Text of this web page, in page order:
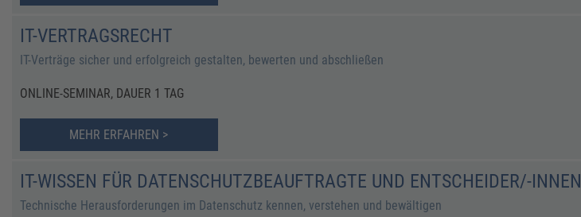
IT-VERTRAGSRECHT
IT-Verträge sicher und erfolgreich gestalten, bewerten und abschließen
ONLINE-SEMINAR, DAUER 1 TAG
MEHR ERFAHREN >
IT-WISSEN FÜR DATENSCHUTZBEAUFTRAGTE UND ENTSCHEIDER/-INNEN
Technische Herausforderungen im Datenschutz kennen, verstehen und bewältigen